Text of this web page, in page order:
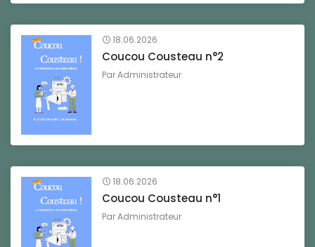
18.06.2026
Coucou Cousteau n°2
ParAdministrateur
18.06.2026
Coucou Cousteau n°1
ParAdministrateur